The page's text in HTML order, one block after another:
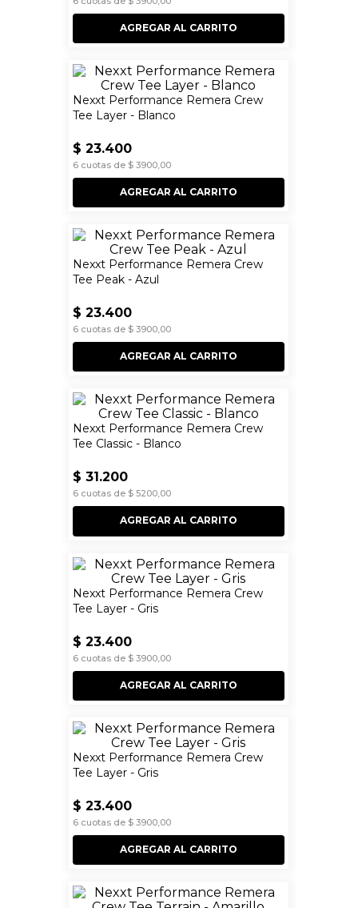
AGREGAR AL CARRITO
Nexxt Performance Remera Crew
Tee Layer - Blanco
$ 23.400
6cuotas de $ 3900,00
AGREGAR AL CARRITO
Nexxt Performance Remera Crew
Tee Peak - Azul
$ 23.400
6cuotas de $ 3900,00
AGREGAR AL CARRITO
Nexxt Performance Remera Crew
Tee Classic - Blanco
$ 31 .200
6cuotas de $ 5200,00
AGREGAR AL CARRITO
Nexxt Performance Remera Crew
Tee Layer - Gris
$ 23.400
6cuotas de $ 3900, 00
AGREGAR AL CARRITO
Nexxt Performance Remera Crew
Tee Layer - Gris
$ 23.400
6cuotas de $ 3900, 00
AGREGAR AL CARRITO